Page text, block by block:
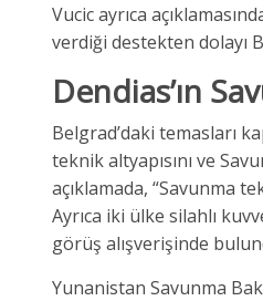
Vucic ayrıca
verdiği destekten dolayı
Dendias’ın
Belgrad’daki temasları
teknik altyapısını ve
açıklamada, “Savunma
Ayrıca iki ülke silahlı
görüş alışverişinde
Yunanistan Savunma